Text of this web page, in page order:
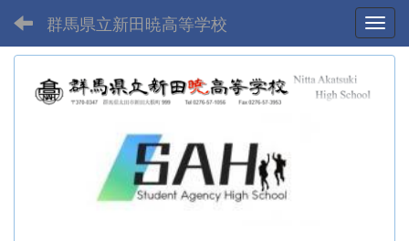
群馬県立新田暁高等学校